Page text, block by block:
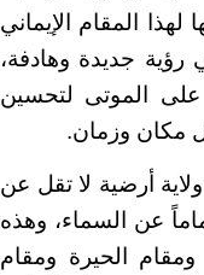
لهذا المقام الإيماني
رؤية جديدة وهادفة،
على الموتى لتحسين
مكان وزمان.
أرضية لا تقل عن
عن السماء، وهذه
الحيرة ومقام